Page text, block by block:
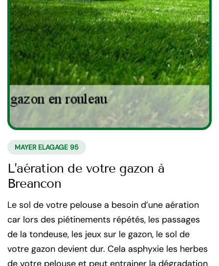
MAYER ELAGAGE 95
L’aération de votre gazon à
Breancon
Le sol de votre pelouse a besoin d’une aération
car lors des piétinements répétés, les passages
de la tondeuse, les jeux sur le gazon, le sol de
votre gazon devient dur. Cela asphyxie les herbes
de votre pelouse et peut entrainer la dégradation